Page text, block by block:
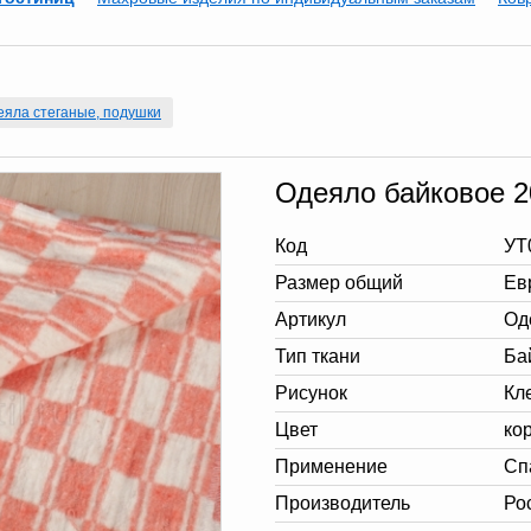
стеганые, подушки
Одеяло байковое
Код
Размер общий
Артикул
Тип ткани
Рисунок
Цвет
Применение
Производитель